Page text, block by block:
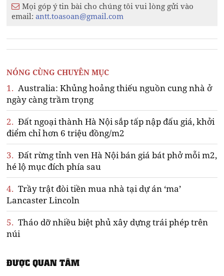
Mọi góp ý tin bài cho chúng tôi vui lòng gửi vào
email:antt.toasoan@gmail.com
NÓNG CÙNG CHUYÊN MỤC
1. Australia: Khủng hoảng thiếu nguồn cung nhà ở
ngày càng trầm trọng
2. Đất ngoại thành Hà Nội sắp tấp nập đấu giá, khởi
điểm chỉ hơn 6 triệu đồng/m2
3. Đất rừng tỉnh ven Hà Nội bán giá bát phở mỗi m2,
hé lộ mục đích phía sau
4. Trầy trật đòi tiền mua nhà tại dự án ‘ma’
Lancaster Lincoln
5. Tháo dỡ nhiều biệt phủ xây dựng trái phép trên
núi
ĐƯỢC QUAN TÂM